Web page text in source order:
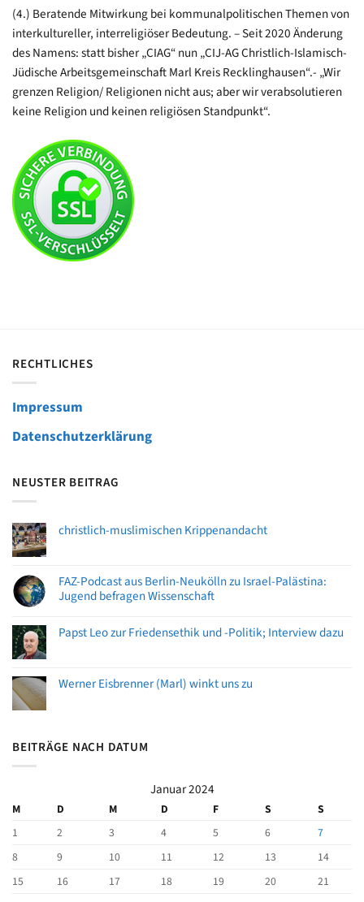
(4.) Beratende Mitwirkung bei kommunalpolitischen Themen von
interkultureller, interreligiöser Bedeutung. – Seit 2020 Änderung
des Namens: statt bisher „CIAG“ nun „CIJ-AG Christlich-Islamisch-
Jüdische Arbeitsgemeinschaft Marl Kreis Recklinghausen“.- „Wir
grenzen Religion/ Religionen nicht aus; aber wir verabsolutieren
keine Religion und keinen religiösen Standpunkt“.
RECHTLICHES
Impressum
Datenschutzerklärung
NEUSTER BEITRAG
christlich-muslimischen Krippenandacht
FAZ-Podcast aus Berlin-Neukölln zu Israel-Palästina:
Jugend befragen Wissenschaft
Papst Leo zur Friedensethik und -Politik; Interview dazu
Werner Eisbrenner (Marl) winkt uns zu
BEITRÄGE NACH DATUM
Januar 2024
M D M D F S
S
1
2 3 4 5 6
7
8
9 10 11 12 13
14
15
16 17 18 19 20
21